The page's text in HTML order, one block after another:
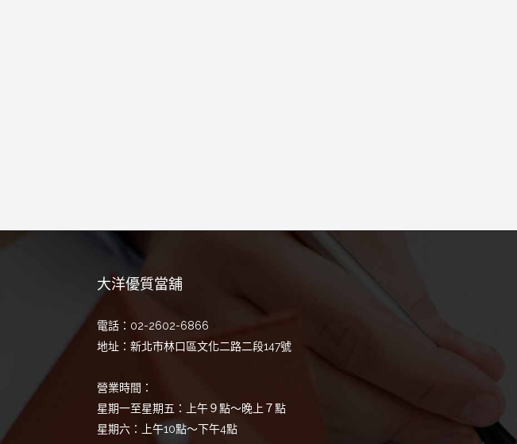
大洋優質當舖
電話：02-2602-6866
地址：新北市林口區文化二路二段147號
營業時間：
星期一至星期五：上午９點～晚上７點
星期六：上午10點～下午4點